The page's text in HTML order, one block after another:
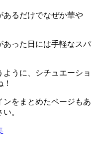
あるだけでなぜか華や
あった日には手軽なスパ
うに、シチュエーショ
をまとめたページもあ
。